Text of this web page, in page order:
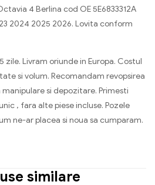
4 Berlina cod OE 5E6833312A
2024 2025 2026. Lovita conform
Livram oriunde in Europa. Costul
si volum. Recomandam revopsirea
si depozitare. Primesti
, fara alte piese incluse. Pozele
ne-ar placea si noua sa cumparam.
similare